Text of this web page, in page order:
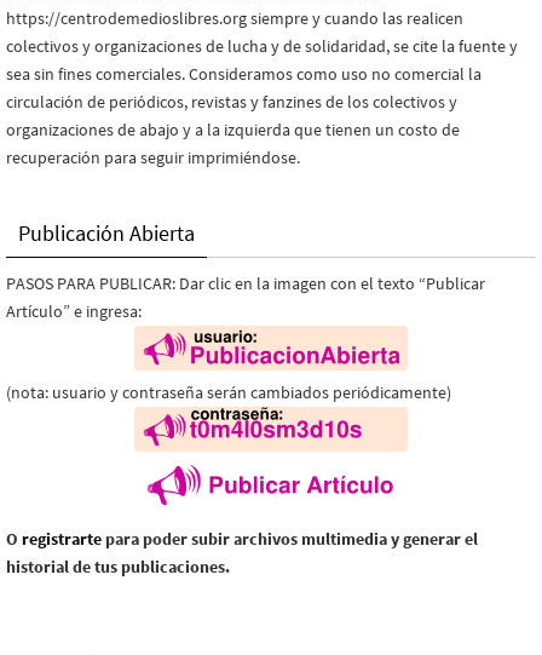
https://centrodemedioslibres.org siempre y cuando las realicen
colectivos y organizaciones de lucha y de solidaridad, se cite la fuente y
sea sin fines comerciales. Consideramos como uso no comercial la
circulación de periódicos, revistas y fanzines de los colectivos y
organizaciones de abajo y a la izquierda que tienen un costo de
recuperación para seguir imprimiéndose.
Publicación Abierta
PASOS PARA PUBLICAR: Dar clic en la imagen con el texto “Publicar
Artículo” e ingresa:
(nota: usuario y contraseña serán cambiados periódicamente)
O registrarte para poder subir archivos multimedia y generar el
historial de tus publicaciones.